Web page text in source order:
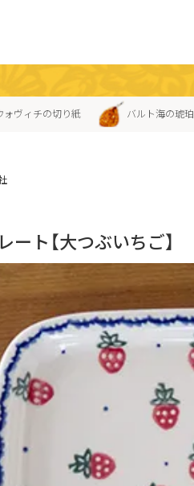
ォヴィチの切り紙 バルト海の琥珀
ート【大つぶいちご】